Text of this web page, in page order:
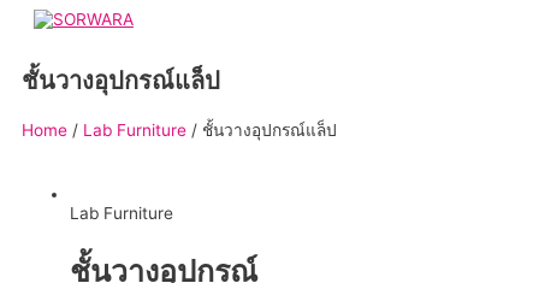
ชั้นวางอุปกรณ์แล็ป
Home / Lab Furniture / ชั้นวางอุปกรณ์แล็ป
Lab Furniture
ชั้นวางอุปกรณ์